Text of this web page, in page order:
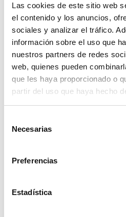
Las cookies de este sitio web
el contenido y los anuncios,
sociales y analizar el tráfico.
información sobre el uso que
nuestros partners de redes
web, quienes pueden
que les haya proporcionado o
partir del uso que haya hecho
Necesarias
Preferencias
Estadística
Con esta nueva medida, la
el número de accidentes
las carreteras con un
mismo tiempo, pretende
cuando vean las líneas
inmediatamente las
esta manera, cuando en un
concienciación entre los
Actualmente, si no has
hayas visto estas líneas